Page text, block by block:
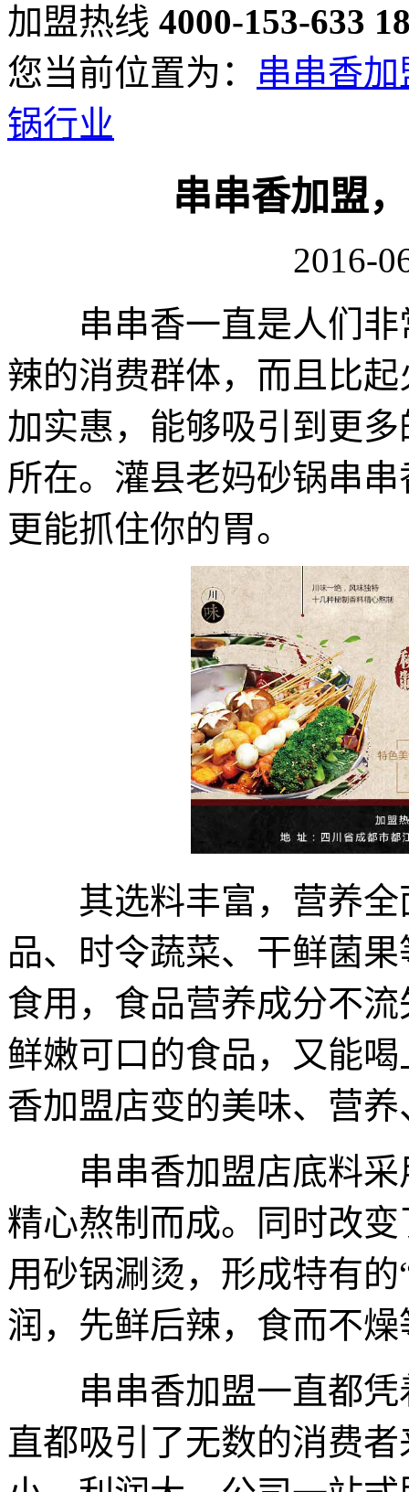
加盟热线 4000-153-633
您当前位置为： 串串香加
锅行业
串串香加盟
2016-
串串香一直是人们非
辣的消费群体，而且比
加实惠，能够吸引到更
所在。灌县老妈砂锅串
更能抓住你的胃。
其选料丰富，营养全
品、时令蔬菜、干鲜菌
食用，食品营养成分不流
鲜嫩可口的食品，又能
香加盟店变的美味、营
串串香加盟店底料采
精心熬制而成。同时改
用砂锅涮烫，形成特有
润，先鲜后辣，食而不
串串香加盟一直都凭
直都吸引了无数的消费